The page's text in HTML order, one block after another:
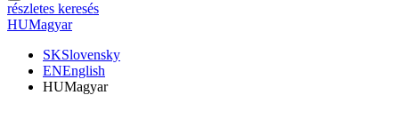
részletes keresés
HUMagyar
SKSlovensky
ENEnglish
HUMagyar